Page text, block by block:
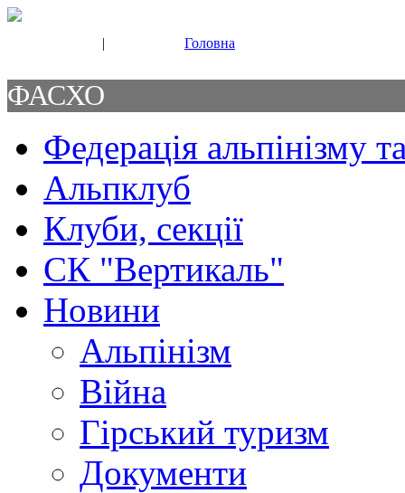
| Головна
ФАСХО
Федерація альпінізму
Альпклуб
Клуби, секції
СК "Вертикаль"
Новини
Альпінізм
Війна
Гірський туризм
Документи